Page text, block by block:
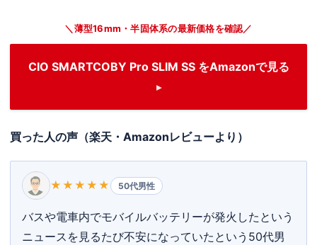
＼薄型16mm・半固体系の最新価格を確認／
CIO SMARTCOBY Pro SLIM SS をAmazonで見る
買った人の声（楽天・Amazonレビューより）
★★★★★ 50代男性
バスや電車内でモバイルバッテリーが発火したという
ニュースを見るたび不安になっていたという50代男